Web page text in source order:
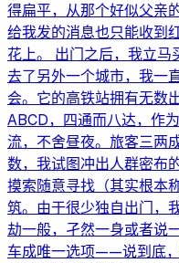
得扁平，从那个好似父亲
给我发的消息也只能收到
花上。 出门之后，我立马
去了另外一个城市，我一
会。它的高铁站拥有无数
ABCD，四通而八达，作
流，不舍昼夜。旅客三两
数，我试图冲出人群密布
摸索随意寻找（其实根本
筑。由于很少独自出门，
劫一般，孑然一身或者说
车成唯一选项——说到底